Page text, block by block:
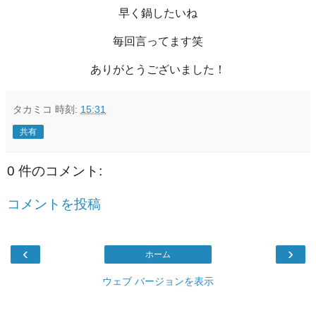
早く鍋したいね
毎回言ってます笑
ありがとうございました！
タカミコ 時刻: 15:31
共有
0 件のコメント:
コメントを投稿
‹ ›
ホーム
ウェブ バージョンを表示